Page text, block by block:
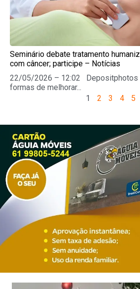
Seminário debate tratamento
com câncer; participe – Notícias
22/05/2026 – 12:02 Depositphotos
formas de melhorar...
1
2 3 4 5